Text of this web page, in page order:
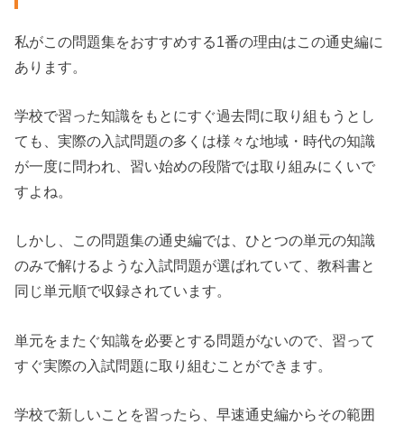
私がこの問題集をおすすめする1番の理由はこの通史編に
あります。
学校で習った知識をもとにすぐ過去問に取り組もうとし
ても、実際の入試問題の多くは様々な地域・時代の知識
が一度に問われ、習い始めの段階では取り組みにくいで
すよね。
しかし、この問題集の通史編では、ひとつの単元の知識
のみで解けるような入試問題が選ばれていて、教科書と
同じ単元順で収録されています。
単元をまたぐ知識を必要とする問題がないので、習って
すぐ実際の入試問題に取り組むことができます。
学校で新しいことを習ったら、早速通史編からその範囲